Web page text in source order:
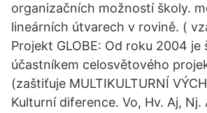
organizačních možností školy.
lineárních útvarech v rovině. (
Projekt GLOBE: Od roku 2004 je
účastníkem celosvětového
(zaštiťuje MULTIKULTURNÍ
Kulturní diference. Vo, Hv. Aj,